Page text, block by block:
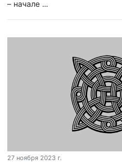
– начале ...
27 ноября 2023 г.